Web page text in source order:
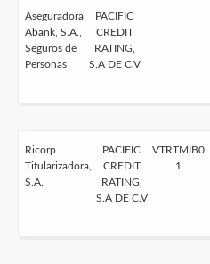
Aseguradora
Abank, S.A.,
Seguros de
Personas
PACIFIC
CREDIT
RATING,
S.A DE C.V
Ricorp
Titularizadora,
S.A.
PACIFIC
CREDIT
RATING,
S.A DE C.V
VTRTMIB0
1